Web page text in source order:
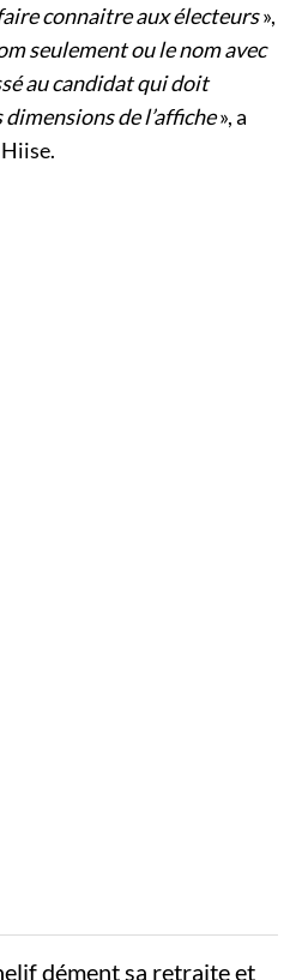
connaitre aux électeurs»,
seulement ou le nom avec
au candidat qui doit
de l’affiche», a
dément sa retraite et